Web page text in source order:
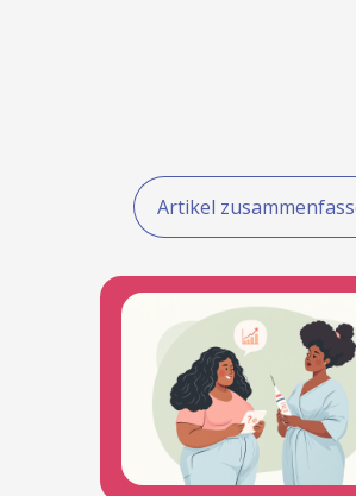
Artikel